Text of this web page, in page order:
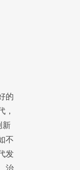
的
，
新
不
发
治